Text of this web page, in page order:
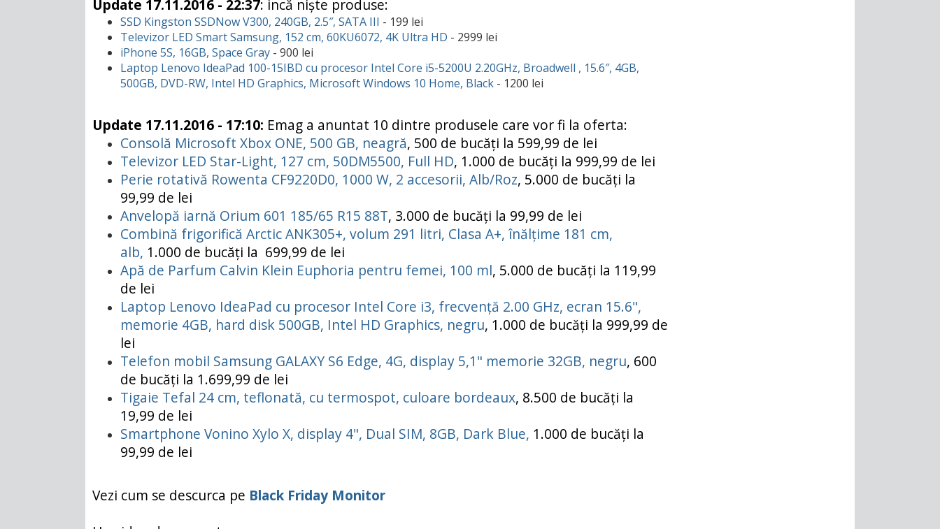
Update 17.11.2016 - 22:37: incă niște produse:
SSD Kingston SSDNow V300, 240GB, 2.5″, SATA III - 199 lei
Televizor LED Smart Samsung, 152 cm, 60KU6072, 4K Ultra HD - 2999 lei
iPhone 5S, 16GB, Space Gray - 900 lei
Laptop Lenovo IdeaPad 100-15IBD cu procesor Intel Core i5-5200U 2.20GHz, Broadwell , 15.6″, 4GB,
500GB, DVD-RW, Intel HD Graphics, Microsoft Windows 10 Home, Black - 1200 lei
Update 17.11.2016 - 17:10: Emag a anuntat 10 dintre produsele care vor fi la oferta:
Consolă Microsoft Xbox ONE, 500 GB, neagră, 500 de bucăți la 599,99 de lei
Televizor LED Star-Light, 127 cm, 50DM5500, Full HD, 1.000 de bucăți la 999,99 de lei
Perie rotativă Rowenta CF9220D0, 1000 W, 2 accesorii, Alb/Roz, 5.000 de bucăți la
99,99 de lei
Anvelopă iarnă Orium 601 185/65 R15 88T, 3.000 de bucăți la 99,99 de lei
Combină frigorifică Arctic ANK305+, volum 291 litri, Clasa A+, înălțime 181 cm,
alb, 1.000 de bucăți la 699,99 de lei
Apă de Parfum Calvin Klein Euphoria pentru femei, 100 ml, 5.000 de bucăți la 119,99
de lei
Laptop Lenovo IdeaPad cu procesor Intel Core i3, frecvență 2.00 GHz, ecran 15.6",
memorie 4GB, hard disk 500GB, Intel HD Graphics, negru, 1.000 de bucăți la 999,99 de
lei
Telefon mobil Samsung GALAXY S6 Edge, 4G, display 5,1" memorie 32GB, negru, 600
de bucăți la 1.699,99 de lei
Tigaie Tefal 24 cm, teflonată, cu termospot, culoare bordeaux, 8.500 de bucăți la
19,99 de lei
Smartphone Vonino Xylo X, display 4", Dual SIM, 8GB, Dark Blue, 1.000 de bucăți la
99,99 de lei
Vezi cum se descurca pe Black Friday Monitor